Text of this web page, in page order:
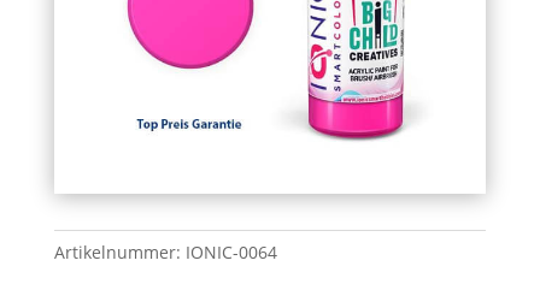
Artikelnummer: IONIC-0064